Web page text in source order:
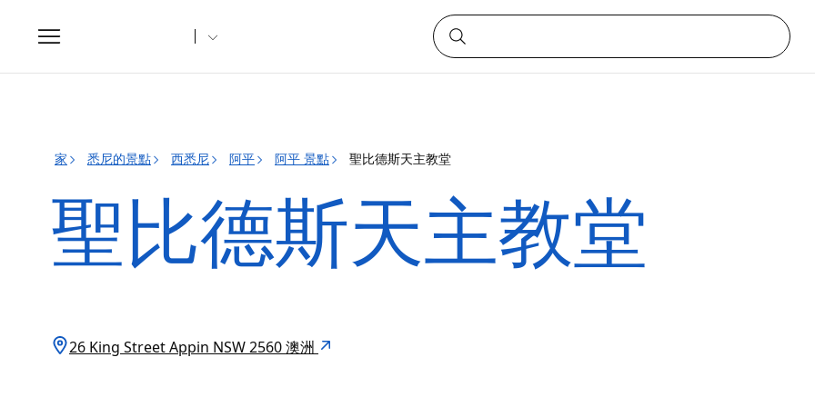
Toggle
navigation
家 悉尼的景點 西悉尼 阿平 阿平 景點 聖比德斯天主教堂
聖比德斯天主教堂
26 King Street Appin NSW 2560 澳洲